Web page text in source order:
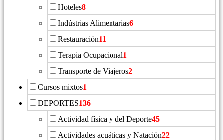
Hoteles8
Indústrias Alimentarias6
Restauración11
Terapia Ocupacional1
Transporte de Viajeros2
Cursos mixtos1
DEPORTES136
Actividad física y del Deporte45
Actividades acuáticas y Natación22